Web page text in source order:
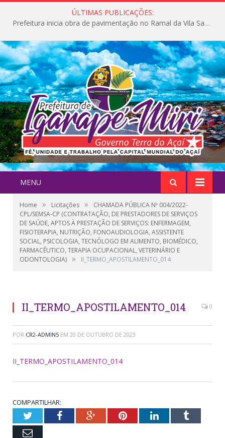
ÚLTIMAS PUBLICAÇÕES:
Prefeitura inicia obra de pavimentação no Ramal da Vila Santa Maria do Icatu
MENU
Home » Licitações »
CHAMADA PÚBLICA Nº 004/2022-
CPL/SEMSA-CP (CONTRATAÇÃO, DE PRESTADORES DE SERVIÇOS
DE SAÚDE, APTOS À PRESTAÇÃO DE SERVIÇOS: ENFERMAGEM,
FISIOTERAPIA, NUTRIÇÃO, FONOAUDIOLOGIA, ASSISTENTE
SOCIAL, PSICOLOGIA, TECNÓLOGO EM ALIMENTO, BIOMÉDICO,
FARMACÊUTICO, TERAPIA OCUPACIONAL, VETERINÁRIO E
ODONTOLOGIA) » II_TERMO_APOSTILAMENTO_014
II_TERMO_APOSTILAMENTO_014 0
POR CR2-ADMIN5 EM 20 DE OUTUBRO DE 2023
II_TERMO_APOSTILAMENTO_014
COMPARTILHAR:
TwitterFacebookGoogle+PinterestLinkedInTumblr
Email